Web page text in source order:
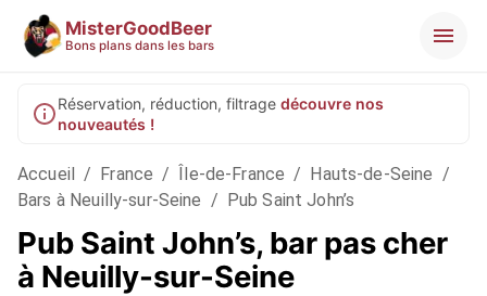
MisterGoodBeer
Bons plans dans les bars
Réservation, réduction, filtrage découvre nos
nouveautés !
Accueil / France / Île-de-France / Hauts-de-Seine /
Bars à Neuilly-sur-Seine / Pub Saint John’s
Pub Saint John’s, bar pas cher
à Neuilly-sur-Seine